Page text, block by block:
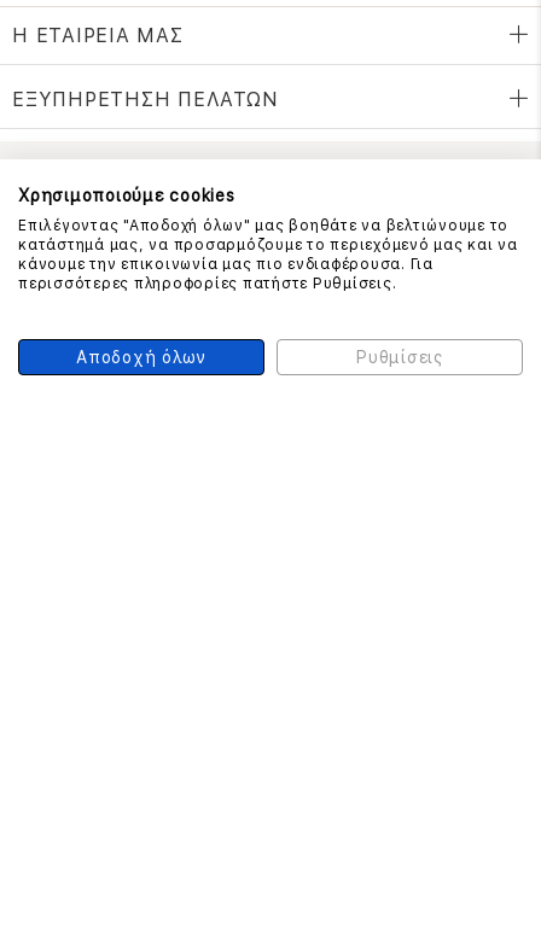
Η ΕΤΑΙΡΕΙΑ ΜΑΣ
ΕΞΥΠΗΡΕΤΗΣΗ ΠΕΛΑΤΩΝ
ΕΠΙΚΟΙΝΩΝΗΣΤΕ ΜΑΖΙ ΜΑΣ
210 999 4510
(Χρεώση μια αστική μονάδα από σταθερό)
ΑΣΦΑΛΕΙΑ ΣΥΝΑΛΛΑΓΩΝ
Χρησιμοποιούμε cookies
Επιλέγοντας "Αποδοχή όλων" μας βοηθάτε να βελτιώνουμε το
κατάστημά μας, να προσαρμόζουμε το περιεχόμενό μας και να
κάνουμε την επικοινωνία μας πιο ενδιαφέρουσα. Για
περισσότερες πληροφορίες πατήστε Ρυθμίσεις.
Αποδοχή όλων Ρυθμίσεις